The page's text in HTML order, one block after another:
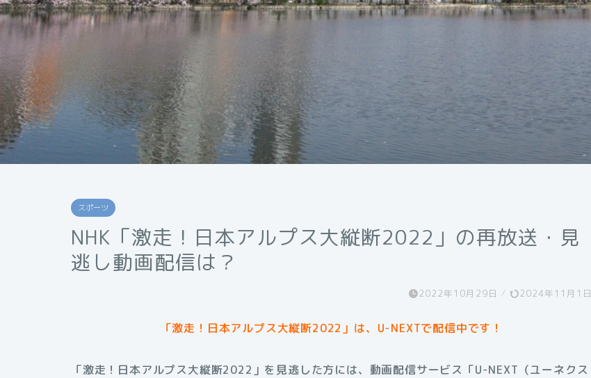
スポーツ
NHK「激走！日本アルプス大縦断2022」の再放送・見
逃し動画配信は？
2022年10月29日 / 2024年11月1日
「激走！日本アルプス大縦断2022」は、U-NEXTで配信中です！
「激走！日本アルプス大縦断2022」を見逃した方には、動画配信サービス「U-NEXT（ユーネクス